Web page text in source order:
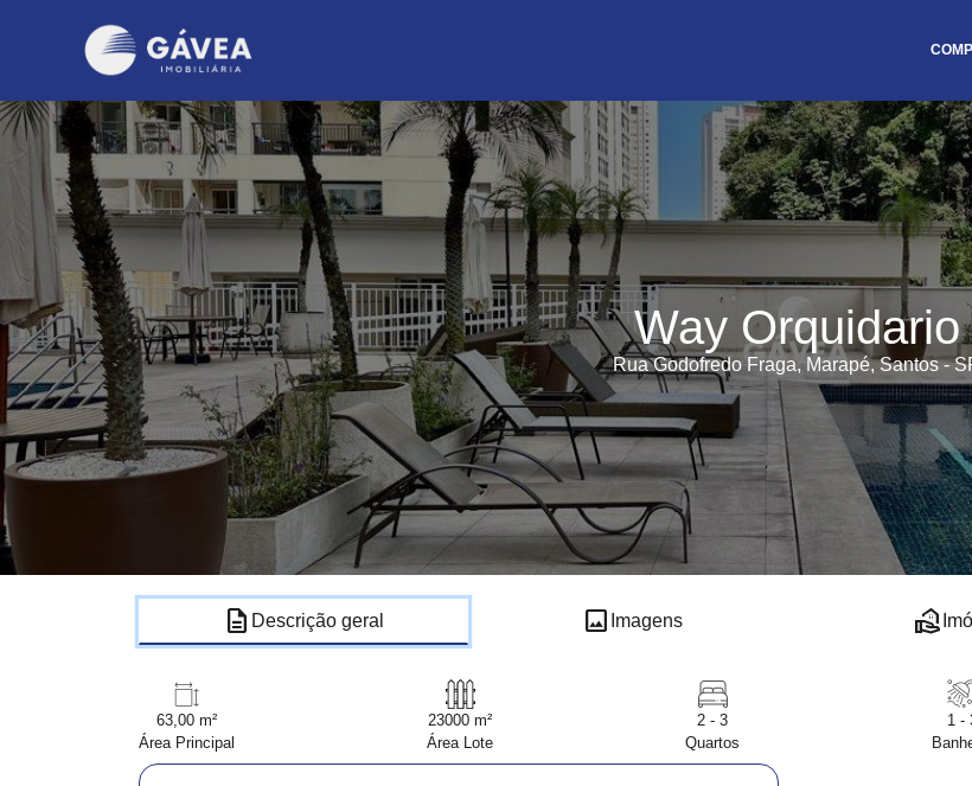
Way Orquidario
Rua Godofredo Fraga, Marapé, Santos -
description Descrição geral image Imagens real_estate_agent
63,00 m²
Área Principal
23000 m²
Área Lote
2 - 3
Quartos
1 -